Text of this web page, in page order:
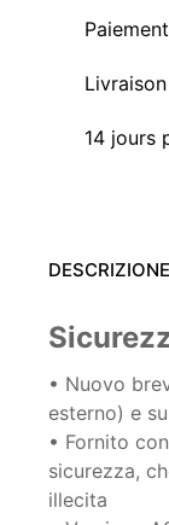
14 jours
DESCRIZIONE
• Nuovo
esterno) e
• Fornito
sicurezza,
illecita